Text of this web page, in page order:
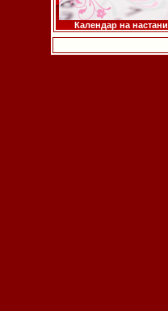
Календар на настани